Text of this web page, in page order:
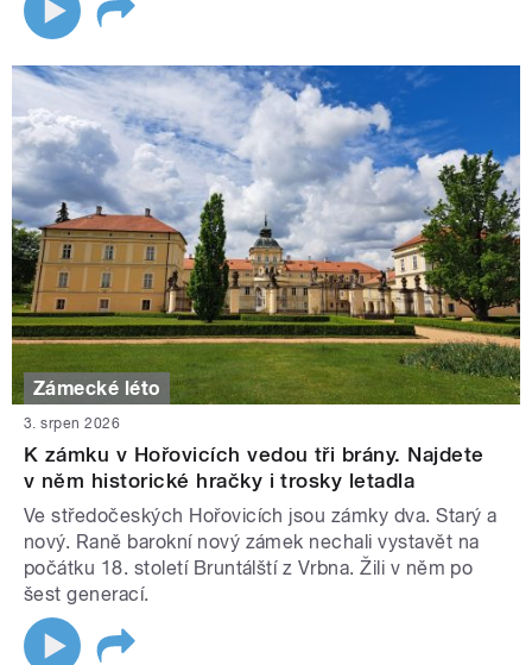
Zámecké léto
3. srpen 2026
K zámku v Hořovicích vedou tři brány. Najdete
v něm historické hračky i trosky letadla
Ve středočeských Hořovicích jsou zámky dva. Starý a
nový. Raně barokní nový zámek nechali vystavět na
počátku 18. století Bruntálští z Vrbna. Žili v něm po
šest generací.